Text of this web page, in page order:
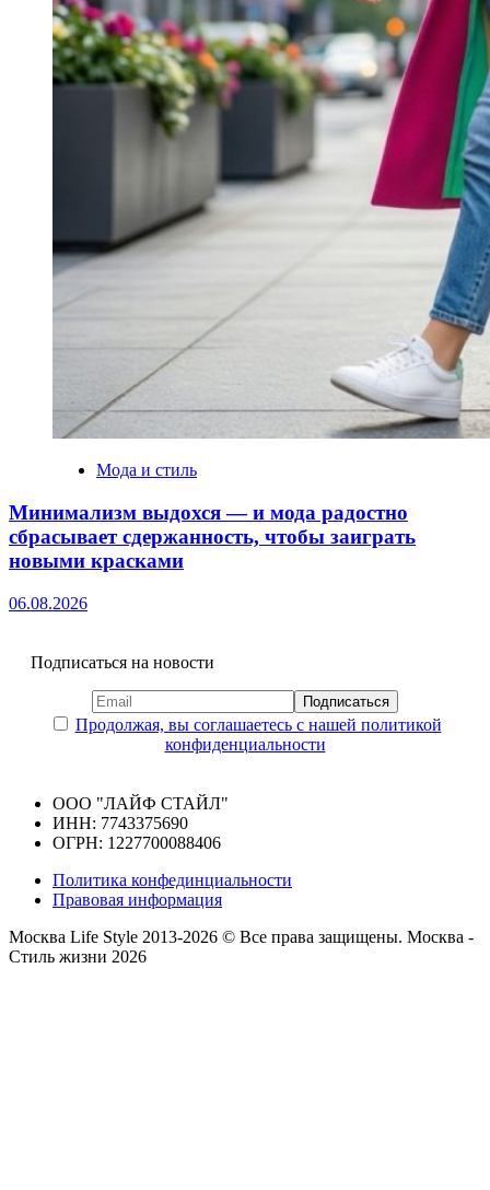
Мода и стиль
Минимализм выдохся — и мода радостно
сбрасывает сдержанность, чтобы заиграть
новыми красками
06.08.2026
Подписаться на новости
Продолжая, вы соглашаетесь с нашей политикой
конфиденциальности
ООО "ЛАЙФ СТАЙЛ"
ИНН: 7743375690
ОГРН: 1227700088406
Политика конфединциальности
Правовая информация
Москва Life Style 2013-2026 © Все права защищены. Москва -
Стиль жизни 2026